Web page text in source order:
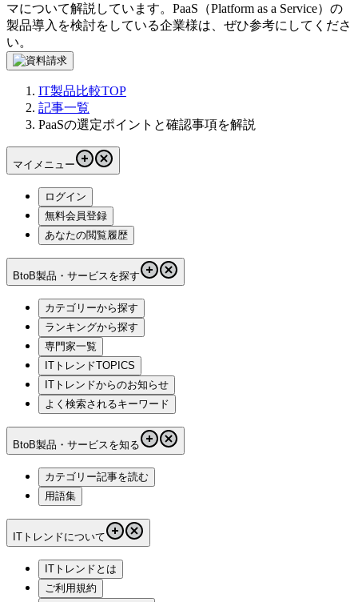
マについて解説しています。 PaaS（Platform as a Service） の
製品導入を検討をしている企業様は、ぜひ参考にしてくださ
い。
IT製品比較TOP
記事一覧
PaaSの選定ポイントと確認事項を解説
マイメニュー
ログイン
無料会員登録
あなたの閲覧履歴
BtoB製品・サービスを探す
カテゴリーから探す
ランキングから探す
専門家一覧
ITトレンドTOPICS
ITトレンドからのお知らせ
よく検索されるキーワード
BtoB製品・サービスを知る
カテゴリー記事を読む
用語集
ITトレンドについて
ITトレンドとは
ご利用規約